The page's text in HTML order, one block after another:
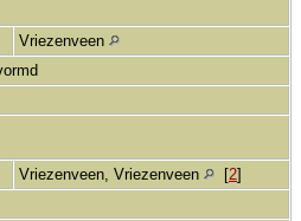
Vriezenveen
Vriezenveen, Vriezenveen [2]